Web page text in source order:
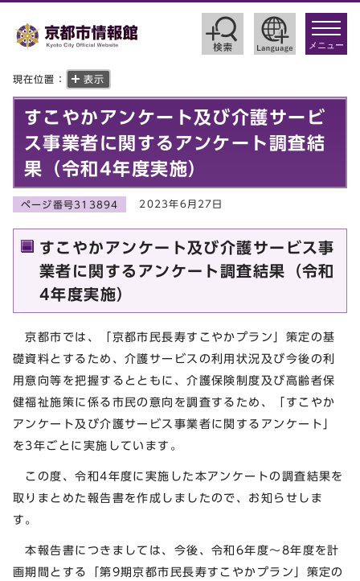
toggle
メニュー
現在位置： 表示
すこやかアンケート及び介護サービ
ス事業者に関するアンケート調査結
果（令和4年度実施）
ページ番号313894 2023年6月27日
すこやかアンケート及び介護サービス事
業者に関するアンケート調査結果（令和
4年度実施）
京都市では、「京都市民長寿すこやかプラン」策定の基
礎資料とするため、介護サービスの利用状況及び今後の利
用意向等を把握するとともに、介護保険制度及び高齢者保
健福祉施策に係る市民の意向を調査するため、「すこやか
アンケート及び介護サービス事業者に関するアンケート」
を3年ごとに実施しています。
この度、令和4年度に実施した本アンケートの調査結果を
取りまとめた報告書を作成しましたので、お知らせしま
す。
本報告書につきましては、今後、令和6年度～8年度を計
画期間とする「第9期京都市民長寿すこやかプラン」策定の